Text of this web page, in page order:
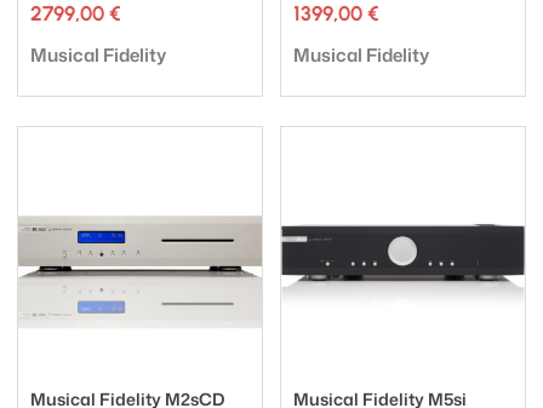
2799,00 €
Tuotemerkki:
Musical Fidelity
1399,00 €
Tuotemerkki:
Musical Fidelity
Musical Fidelity M2sCD
Musical Fidelity M5si